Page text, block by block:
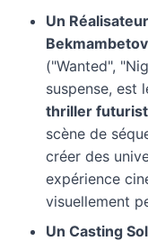
Un
Bekmambetov
("Wanted",
suspense, est
thriller
scène de
créer des
expérience
visuellement
Un Casting